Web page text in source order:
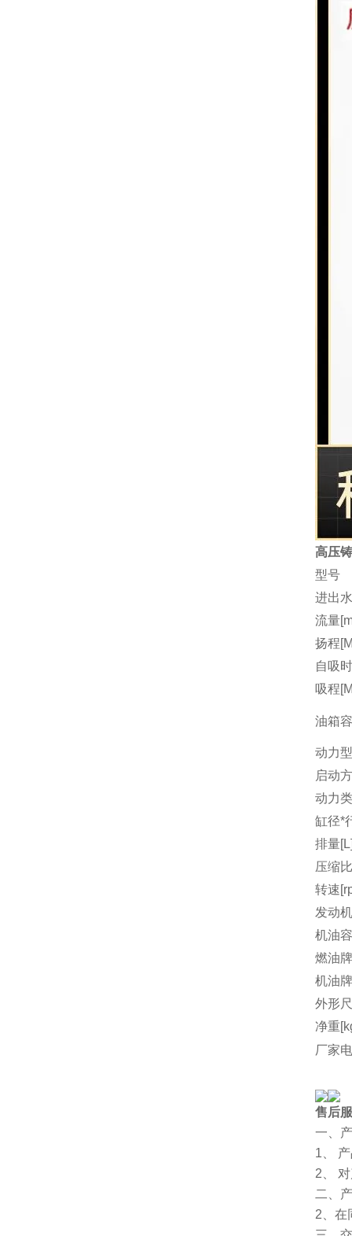
高压
型号
进出
流量
扬程
自吸
吸程
油箱
动力
启动
动力
缸径*
排量
压缩比
转速
发动
机油
燃油
机油
外形
净重
厂家
售后
一、
1、
2、
二、
2、在